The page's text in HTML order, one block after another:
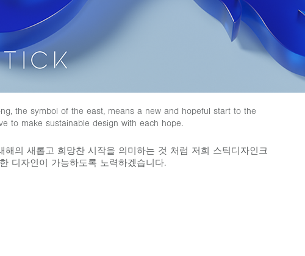
the symbol of the east, means a new and hopeful start to the
to make sustainable design with each hope.
의 새롭고 희망찬 시작을 의미하는 것 처럼 저희 스틱디자인크
디자인이 가능하도록 노력하겠습니다.